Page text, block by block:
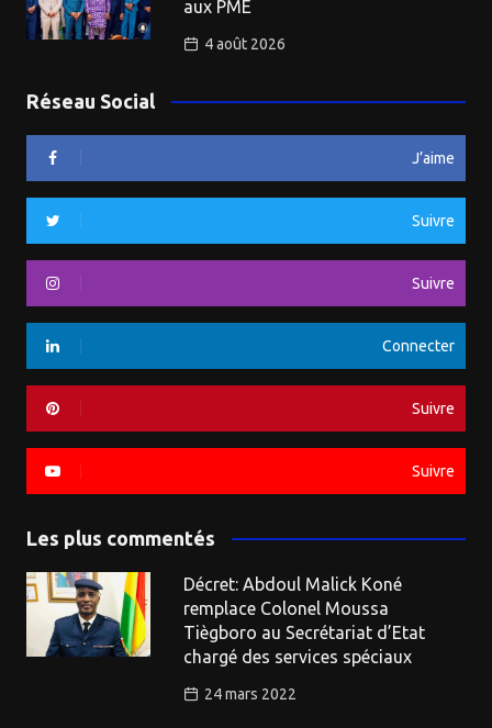
aux PME
4 août 2026
Réseau Social
J’aime
Suivre
Suivre
Connecter
Suivre
Suivre
Les plus commentés
Décret: Abdoul Malick Koné
remplace Colonel Moussa
Tiègboro au Secrétariat d’Etat
chargé des services spéciaux
24 mars 2022